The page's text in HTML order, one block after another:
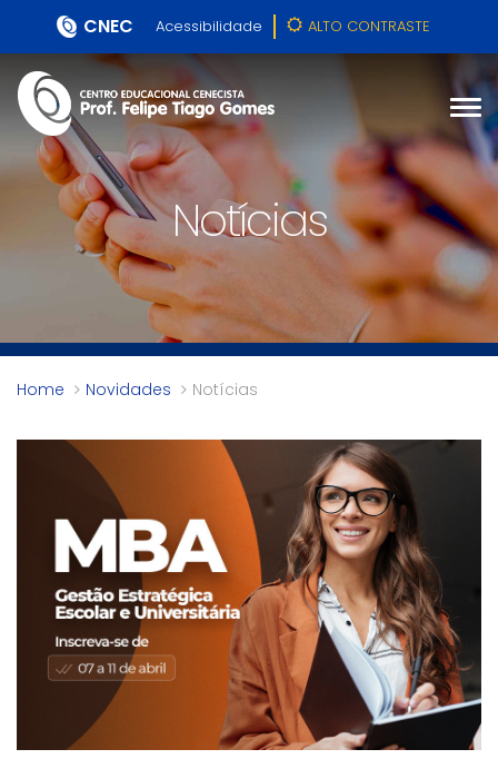
CNEC Acessibilidade ALTO CONTRASTE
Notícias
Home Novidades Notícias